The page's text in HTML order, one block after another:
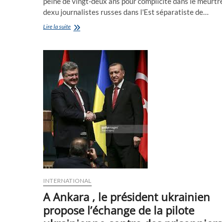
dexu journalistes russes dans l'Est séparatiste de…
Lire la suiteLe
a
donné
son
accord
pour
le
troc
de
pilote
ukrainienne
contre
deux
de
ses
agents
(présumés)
renseignement
INTERNATIONAL
A Ankara , le président ukrainien
propose l’échange de la pilote